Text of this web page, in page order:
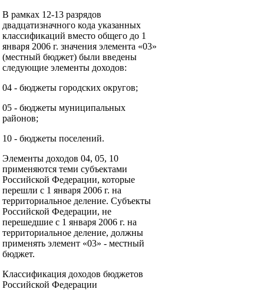
В рамках 12-13 разрядов
двадцатизначного кода указанных
классификаций вместо общего до 1
января 2006 г. значения элемента «03»
(местный бюджет) были введены
следующие элементы доходов:
04 - бюджеты городских округов;
05 - бюджеты муниципальных
районов;
10 - бюджеты поселений.
Элементы доходов 04, 05, 10
применяются теми субъектами
Российской Федерации, которые
перешли с 1 января 2006 г. на
территориальное деление. Субъекты
Российской Федерации, не
перешедшие с 1 января 2006 г. на
территориальное деление, должны
применять элемент «03» - местный
бюджет.
Классификация доходов бюджетов
Российской Федерации